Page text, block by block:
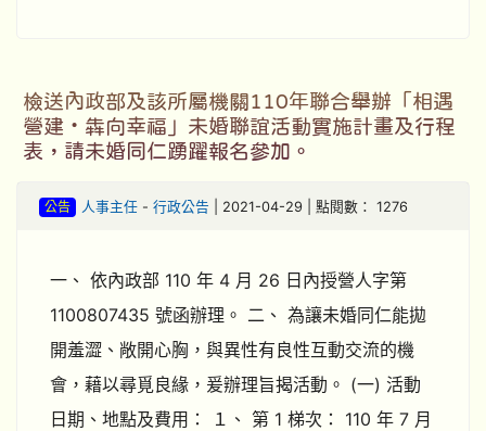
檢送內政部及該所屬機關110年聯合舉辦「相遇
營建‧犇向幸福」未婚聯誼活動實施計畫及行程
表，請未婚同仁踴躍報名參加。
公告 人事主任- 行政公告 | 2021-04-29 | 點閱數： 1276
一、 依內政部 110 年 4 月 26 日內授營人字第
1100807435 號函辦理。 二、 為讓未婚同仁能拋
開羞澀、敞開心胸，與異性有良性互動交流的機
會，藉以尋覓良緣，爰辦理旨揭活動。 (一) 活動
日期、地點及費用： １、 第 1 梯次： 110 年 7 月